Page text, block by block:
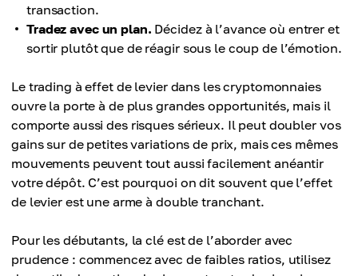
transaction.
Tradez avec un plan. Décidez à l’avance où entrer et
sortir plutôt que de réagir sous le coup de l’émotion.
Le trading à effet de levier dans les cryptomonnaies
ouvre la porte à de plus grandes opportunités, mais il
comporte aussi des risques sérieux. Il peut doubler vos
gains sur de petites variations de prix, mais ces mêmes
mouvements peuvent tout aussi facilement anéantir
votre dépôt. C’est pourquoi on dit souvent que l’effet
de levier est une arme à double tranchant.
Pour les débutants, la clé est de l’aborder avec
prudence : commencez avec de faibles ratios, utilisez